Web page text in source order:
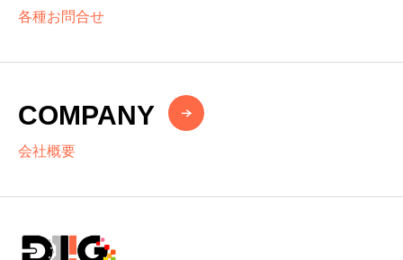
各種お問合せ
COMPANY
会社概要